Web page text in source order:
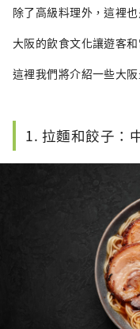
除了高級料理外，這裡
大阪的飲食文化讓遊客
這裡我們將介紹一些大阪
1. 拉麵和餃子：